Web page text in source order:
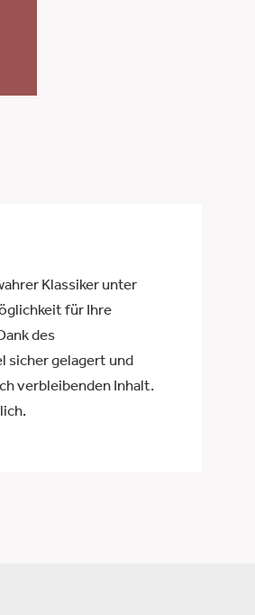
Klassiker unter
für Ihre
des
sicher gelagert und
verbleibenden Inhalt.